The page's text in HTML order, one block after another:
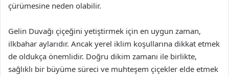
çürümesine neden olabilir.
Gelin Duvağı çiçeğini yetiştirmek için en uygun zaman,
ilkbahar aylarıdır. Ancak yerel iklim koşullarına dikkat etmek
de oldukça önemlidir. Doğru dikim zamanı ile birlikte,
sağlıklı bir büyüme süreci ve muhteşem çiçekler elde etmek